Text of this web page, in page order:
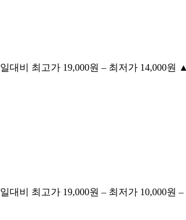
대비 최고가 19,000원 – 최저가 14,000
대비 최고가 19,000원 – 최저가 10,000